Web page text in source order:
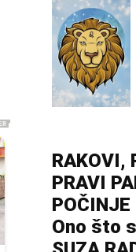
RAKOVI,
PRAVI
Ono što